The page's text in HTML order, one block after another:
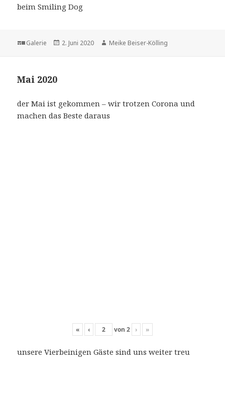
beim Smiling Dog
Format
Galerie
Veröffentlicht
2. Juni 2020 Autor
Meike Beiser-Kölling
Mai 2020
der Mai ist gekommen – wir trotzen Corona und
machen das Beste daraus
« ‹ von 2 › »
unsere Vierbeinigen Gäste sind uns weiter treu